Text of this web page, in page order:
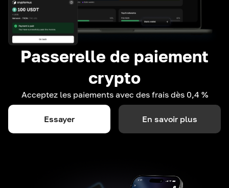
Passerelle de paiement
crypto
Acceptez les paiements avec des frais dès 0,4 %
Essayer En savoir plus